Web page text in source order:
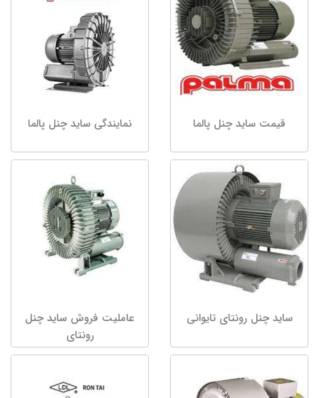
قیمت ساید چنل پالما نمایندگی ساید چنل پالما
ساید چنل رونتای تایوانی
عاملیت فروش ساید چنل
رونتای